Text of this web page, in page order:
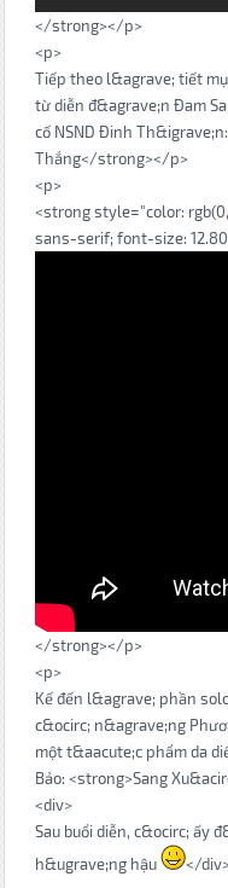
</strong></p>
<p>
Tiếp theo l&agrave; tiết
từ diễn đ&agrave;n Đam
cố NSND Đinh
Thắng</strong></p>
<p>
<strong style="color:
sans-serif; font-size:
</strong></p>
<p>
Kế đến l&agrave; phần
c&ocirc; n&agrave;ng
một t&aacute;c phẩm da
Bảo: <strong>Sang
<div>
Sau buổi diễn, c&ocirc; ấy
h&ugrave;ng hậu
</div>